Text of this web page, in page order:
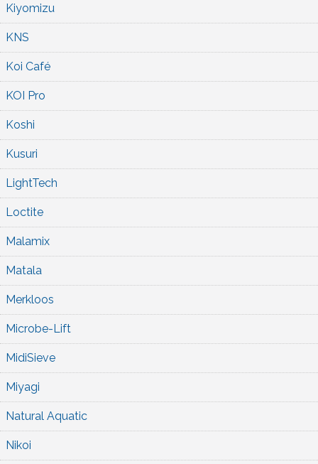
Kiyomizu
KNS
Koi Café
KOI Pro
Koshi
Kusuri
LightTech
Loctite
Malamix
Matala
Merkloos
Microbe-Lift
MidiSieve
Miyagi
Natural Aquatic
Nikoi